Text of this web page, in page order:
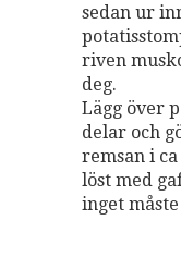
sedan ur
riven
deg.
Lägg över
delar och
remsan i
löst med
inget